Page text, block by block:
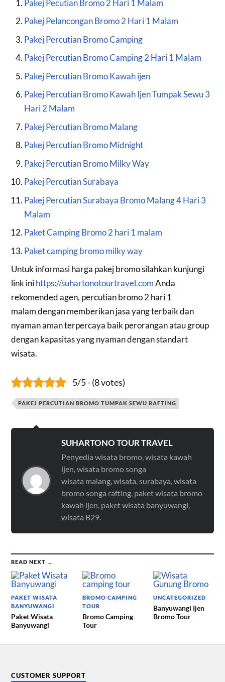
Pakej Pecutian Bromo 2 Hari 1 Malam
Pakej Pelancongan Bromo 2 Hari 1 Malam
Pakej Percutian Bromo Camping
Pakej Percutian Bromo Camping 2 Hari 1 Malam
Pakej Percutian Bromo Kawah ijen
Pakej Percutian Bromo Kawah Ijen Tumpak Sewu 3
Hari 2 Malam
Pakej Percutian Bromo Malang
Pakej Percutian Bromo Midnight
Pakej Percutian Bromo Milky Way
Pakej Percutian Surabaya
Pakej Percutian Surabaya Bromo Malang 4 Hari 3
Malam
Paket Camping Bromo 2 hari 1 malam
Paket camping bromo milky way
Untuk informasi harga pakej bromo silahkan kunjungi
link inihttps://suhartonotourtravel.comAnda
rekomended agen, percutian bromo 2 hari 1
malam dengan memberikan jasa yang terbaik dan
nyaman aman terpercaya baik perorangan atau group
dengan kapasitas yang nyaman dengan standart
wisata.
5/5 - (8 votes)
PAKEJ PERCUTIAN BROMO TUMPAK SEWU RAFTING
SUHARTONO TOUR TRAVEL
Penyedia wisata bromo, wisata kawah
ijen, wisata bromo songa
wisata malang, wisata, surabaya, wisata
bromo songa rafting, paket wisata bromo
kawah ijen, paket wisata banyuwangi,
wisata B29.
READ NEXT →
PAKET WISATA
BANYUWANGI
Paket Wisata
Banyuwangi
BROMO CAMPING
TOUR
Bromo Camping
Tour
UNCATEGORIZED
Banyuwangi Ijen
Bromo Tour
CUSTOMER SUPPORT